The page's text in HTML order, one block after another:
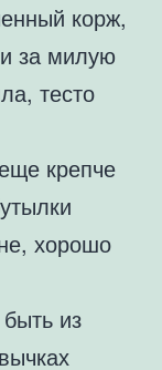
корж,
за милую
тесто
крепче
хорошо
из